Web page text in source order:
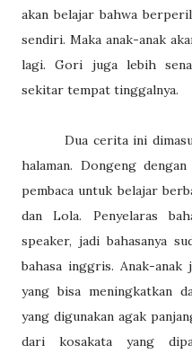
akan belajar bahwa
sendiri. Maka anak-anak
lagi. Gori juga lebih
sekitar tempat tinggalnya.
Dua cerita ini
halaman. Dongeng
pembaca untuk belajar
dan Lola. Penyelaras
speaker, jadi bahasanya
bahasa inggris. Anak-
yang bisa meningkatkan
yang digunakan agak
dari kosakata yang